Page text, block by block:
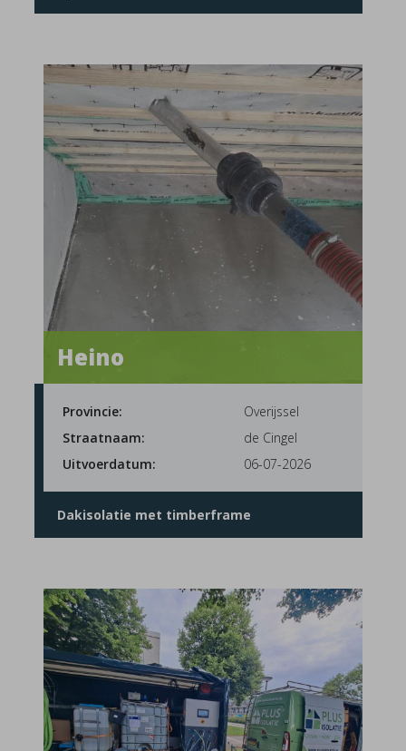
Heino
Provincie:
Overijssel
Straatnaam:
de Cingel
Uitvoerdatum:
06-07-2026
Dakisolatie met timberframe